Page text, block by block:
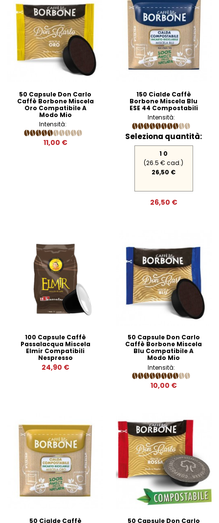
50 Capsule Don Carlo
Caffè Borbone Miscela
Oro Compatibile A
Modo Mio
Intensità:
11,00 €
150 Cialde Caffè
Borbone Miscela Blu
ESE 44 Compostabili
Intensità:
Seleziona quantità:
1 0
(26.5 € cad.)
26,50 €
26,50 €
100 Capsule Caffè
Passalacqua Miscela
Elmir Compatibili
Nespresso
24,90 €
50 Capsule Don Carlo
Caffè Borbone Miscela
Blu Compatibile A
Modo Mio
Intensità:
10,00 €
50 Cialde Caffè
50 Capsule Don Carlo